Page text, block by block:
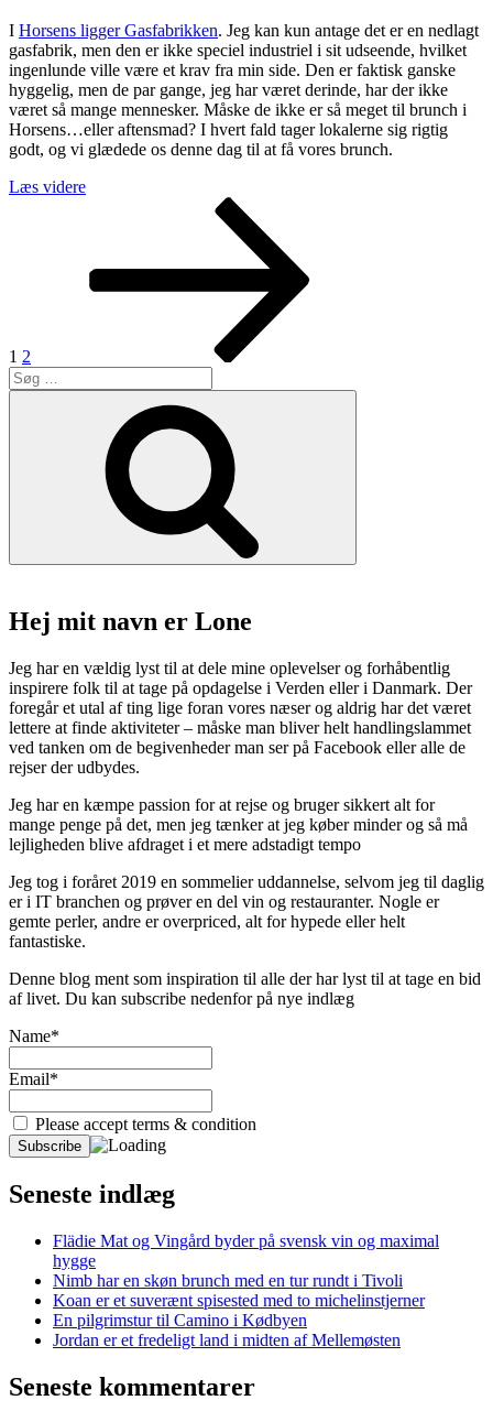
tilfreds”
I Horsens ligger Gasfabrikken. Jeg kan kun antage det er en nedlagt
gasfabrik, men den er ikke speciel industriel i sit udseende, hvilket
ingenlunde ville være et krav fra min side. Den er faktisk ganske
hyggelig, men de par gange, jeg har været derinde, har der ikke
været så mange mennesker. Måske de ikke er så meget til brunch i
Horsens…eller aftensmad? I hvert fald tager lokalerne sig rigtig
godt, og vi glædede os denne dag til at få vores brunch.
Læs videre“Gasfabrikken
den
ikke
1 2
Søg
efter:
Hej mit navn er Lone
Jeg har en vældig lyst til at dele mine oplevelser og forhåbentlig
inspirere folk til at tage på opdagelse i Verden eller i Danmark. Der
foregår et utal af ting lige foran vores næser og aldrig har det været
lettere at finde aktiviteter – måske man bliver helt handlingslammet
ved tanken om de begivenheder man ser på Facebook eller alle de
rejser der udbydes.
Jeg har en kæmpe passion for at rejse og bruger sikkert alt for
mange penge på det, men jeg tænker at jeg køber minder og så må
lejligheden blive afdraget i et mere adstadigt tempo
Jeg tog i foråret 2019 en sommelier uddannelse, selvom jeg til daglig
er i IT branchen og prøver en del vin og restauranter. Nogle er
gemte perler, andre er overpriced, alt for hypede eller helt
fantastiske.
Denne blog ment som inspiration til alle der har lyst til at tage en bid
af livet. Du kan subscribe nedenfor på nye indlæg
Name*
Email*
Please accept terms & condition
Seneste indlæg
Flädie Mat og Vingård byder på svensk vin og maximal
hygge
Nimb har en skøn brunch med en tur rundt i Tivoli
Koan er et suverænt spisested med to michelinstjerner
En pilgrimstur til Camino i Kødbyen
Jordan er et fredeligt land i midten af Mellemøsten
Seneste kommentarer